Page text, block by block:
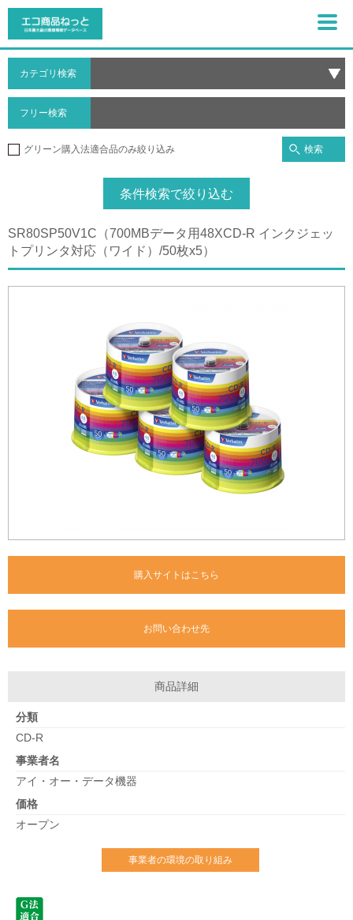
カテゴリ検索
フリー検索
グリーン購入法適合品のみ絞り込み 検索
条件検索で絞り込む
SR80SP50V1C（700MBデータ用48XCD-R インクジェッ
トプリンタ対応（ワイド）/50枚x5）
購入サイトはこちら
お問い合わせ先
商品詳細
分類
CD-R
事業者名
アイ・オー・データ機器
価格
オープン
事業者の環境の取り組み